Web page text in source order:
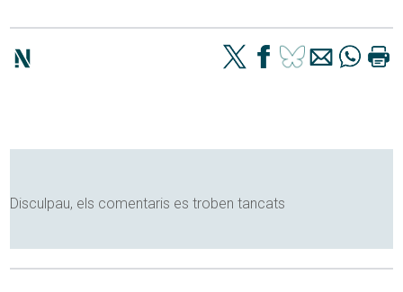
Disculpau, els comentaris es troben tancats